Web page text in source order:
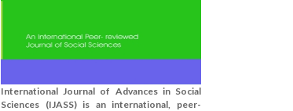
International Journal of Advances in Social
Sciences (IJASS) is an international, peer-